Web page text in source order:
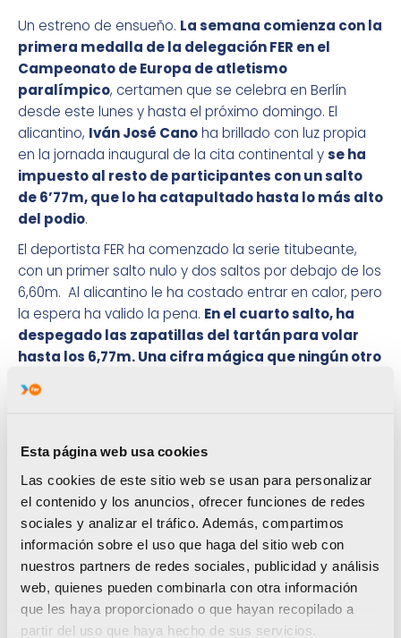
Esta página web usa cookies
Las cookies de este sitio web se usan para personalizar
el contenido y los anuncios, ofrecer funciones de redes
sociales y analizar el tráfico. Además, compartimos
información sobre el uso que haga del sitio web con
nuestros partners de redes sociales, publicidad y análisis
web, quienes pueden combinarla con otra información
que les haya proporcionado o que hayan recopilado a
partir del uso que haya hecho de sus servicios.
Un estreno de ensueño. La semana comienza con la
primera medalla de la delegación FER en el
Campeonato de Europa de atletismo
paralímpico, certamen que se celebra en Berlín
desde este lunes y hasta el próximo domingo. El
alicantino, Iván José Canoha brillado con luz propia
en la jornada inaugural de la cita continental yse ha
impuesto al resto de participantes con un salto
de 6’77m, que lo ha catapultado hasta lo más alto
del podio.
El deportista FER ha comenzado la serie titubeante,
con un primer salto nulo y dos saltos por debajo de los
6,60m. Al alicantino le ha costado entrar en calor, pero
la espera ha valido la pena. En el cuarto salto, ha
despegado las zapatillas del tartán para volar
hasta los 6,77m. Una cifra mágica que ningún otro
participante ha sido capaz de superar en los
restantes intentos.
título de campeón de Europa en salto de longitud
T13 (categoría de discapacidad visual) que ya logró
en Grosseto en el Europeo de 2016, y se consagra
como uno de los saltadores más potentes del
panorama paralímpico internacional. Inmejorables
perspectivas de cara a los Juegos de Tokio 2020, cuya
agenda incluirá, por primera vez en la historia, esta
disciplina.
El próximo jueves, Iván participará en las